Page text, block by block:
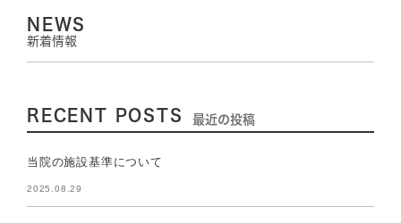
NEWS
新着情報
RECENT POSTS 最近の投稿
当院の施設基準について
2025.08.29